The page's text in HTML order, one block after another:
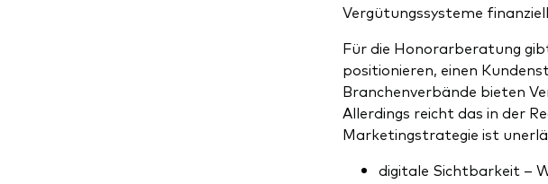
Vergütungssysteme
Für die Honorarberatung
positionieren, einen
Branchenverbände bieten
Allerdings reicht das in der
Marketingstrategie ist
digitale Sichtbarkeit –